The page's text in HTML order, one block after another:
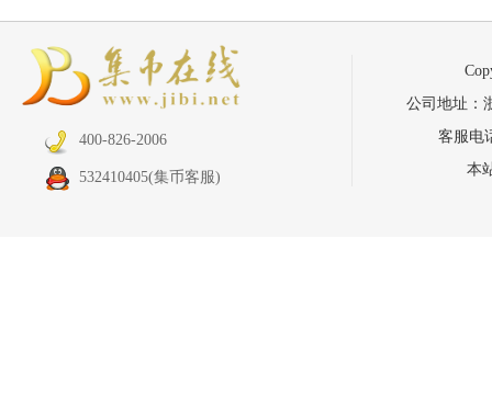
400-826-2006
532410405(集币客服)
公司地址：
客服电
本